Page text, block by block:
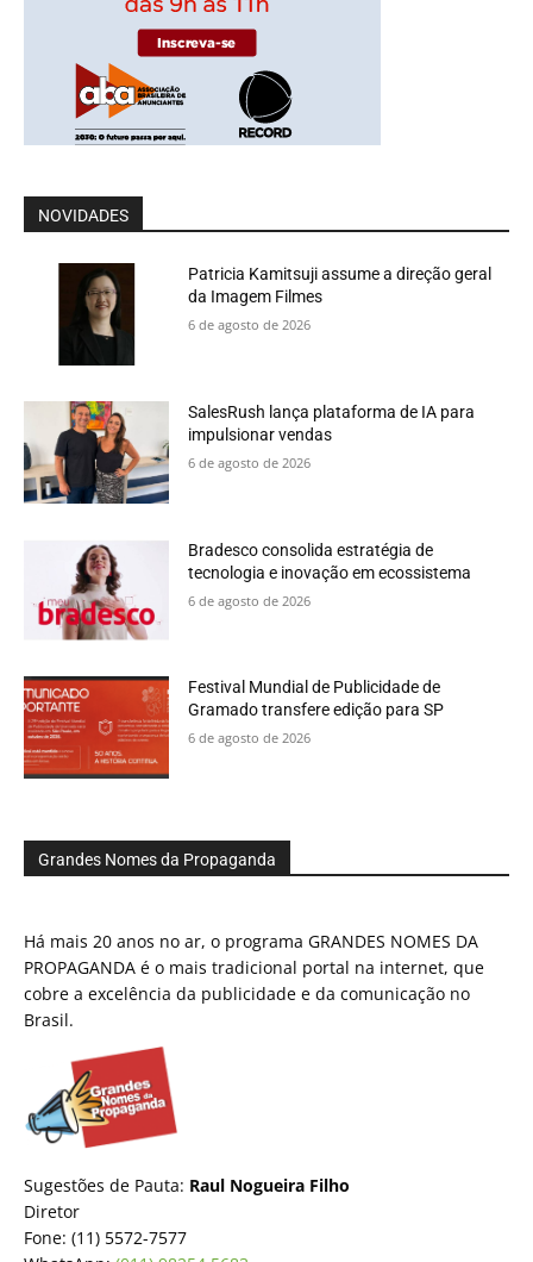
NOVIDADES
Patricia Kamitsuji assume a direção geral
da Imagem Filmes
6 de agosto de 2026
SalesRush lança plataforma de IA para
impulsionar vendas
6 de agosto de 2026
Bradesco consolida estratégia de
tecnologia e inovação em ecossistema
6 de agosto de 2026
Festival Mundial de Publicidade de
Gramado transfere edição para SP
6 de agosto de 2026
Grandes Nomes da Propaganda
Há mais 20 anos no ar, o programa GRANDES NOMES DA
PROPAGANDA é o mais tradicional portal na internet, que
cobre a excelência da publicidade e da comunicação no
Brasil.
Sugestões de Pauta: Raul Nogueira Filho
Diretor
Fone: (11) 5572-7577